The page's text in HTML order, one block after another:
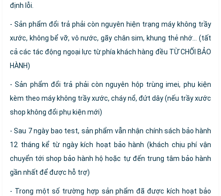
định lỗi.
- Sản phẩm đổi trả phải còn nguyên hiện trạng máy không trầy
xước, không bể vỡ, vô nước, gãy chân sim, khung thẻ nhớ… (tất
cả các tác động ngoại lực từ phía khách hàng đều TỪ CHỐI BẢO
HÀNH)
- Sản phẩm đổi trả phải còn nguyên hộp trùng imei, phụ kiện
kèm theo máy không trầy xước, cháy nổ, đứt dây (nếu trầy xước
shop không đổi phụ kiện mới)
- Sau 7 ngày bao test, sản phẩm vẫn nhận chính sách bảo hành
12 tháng kể từ ngày kích hoạt bảo hành (khách chịu phí vận
chuyển tới shop bảo hành hộ hoặc tự đến trung tâm bảo hành
gần nhất để được hỗ trợ)
- Trong một số trường hợp sản phẩm đã được kích hoạt bảo